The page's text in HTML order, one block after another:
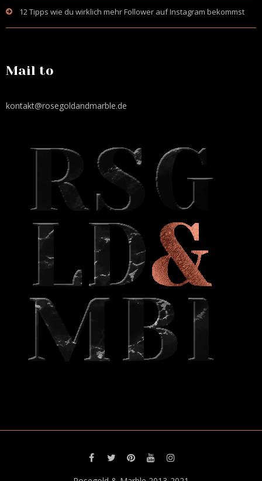
12 Tipps wie du wirklich mehr Follower auf Instagram bekommst
Mail to
kontakt@rosegoldandmarble.de